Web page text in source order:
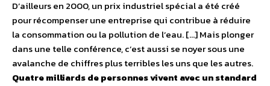
D’ailleurs en 2000, un prix industriel spécial a été créé
pour récompenser une entreprise qui contribue à réduire
la consommation ou la pollution de l’eau. […] Mais plonger
dans une telle conférence, c’est aussi se noyer sous une
avalanche de chiffres plus terribles les uns que les autres.
Quatre milliards de personnes vivent avec un standard